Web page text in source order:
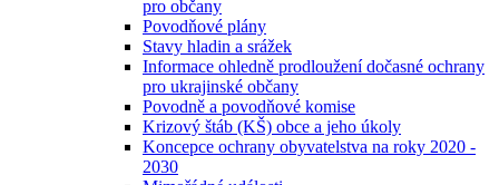
pro občany
Povodňové plány
Stavy hladin a srážek
Informace ohledně prodloužení dočasné ochrany
pro ukrajinské občany
Povodně a povodňové komise
Krizový štáb (KŠ) obce a jeho úkoly
Koncepce ochrany obyvatelstva na roky 2020 -
2030